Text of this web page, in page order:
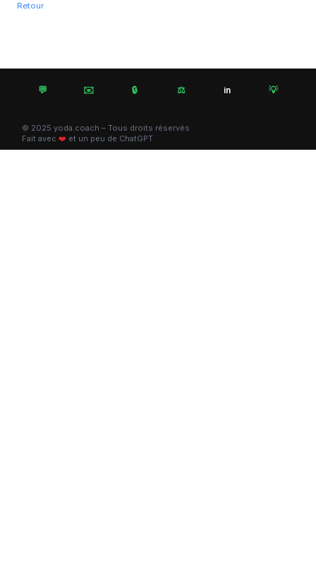
Retour
💬 ✉️ 🔒 ⚖️ in 💡
© 2025 yoda.coach – Tous droits réservés
Fait avec ❤️ et un peu de ChatGPT